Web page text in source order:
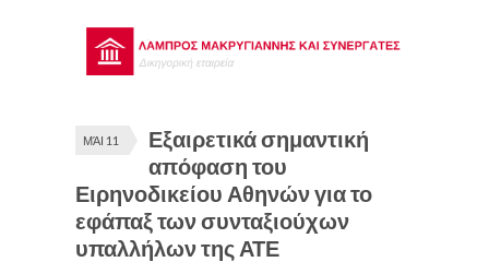
ΜΆΙ 11
Εξαιρετικά σημαντική
απόφαση του
Ειρηνοδικείου Αθηνών για το
εφάπαξ των συνταξιούχων
υπαλλήλων της ΑΤΕ